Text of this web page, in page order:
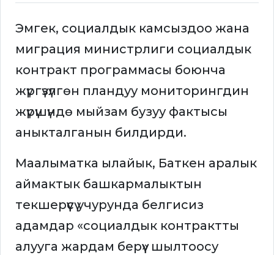
Эмгек, социалдык камсыздоо жана
миграция министрлиги социалдык
контракт программасы боюнча
жүргүзүлгөн пландуу мониторингдин
жүрүшүндө мыйзам бузуу фактысы
аныкталганын билдирди.
Маалыматка ылайык, Баткен аралык
аймактык башкармалыктын
текшерүүсү учурунда белгисиз
адамдар «социалдык контрактты
алууга жардам берүү» шылтоосу